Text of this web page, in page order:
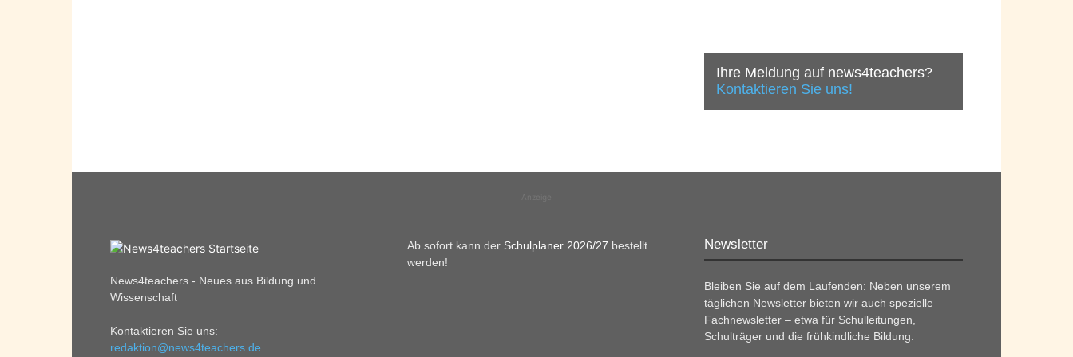
Ihre Meldung auf news4teachers?
Kontaktieren Sie uns!
News4teachers - Neues aus Bildung und
Wissenschaft
Kontaktieren Sie uns:
redaktion@news4teachers.de
Ab sofort kann der Schulplaner 2026/27 bestellt
werden!
Newsletter
Bleiben Sie auf dem Laufenden: Neben unserem
täglichen Newsletter bieten wir auch spezielle
Fachnewsletter – etwa für Schulleitungen,
Schulträger und die frühkindliche Bildung.